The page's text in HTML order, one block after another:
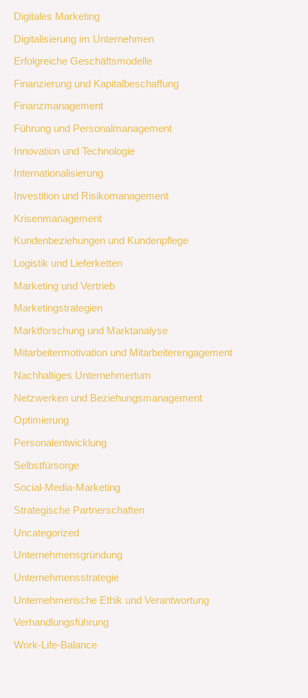
Digitales Marketing
Digitalisierung im Unternehmen
Erfolgreiche Geschäftsmodelle
Finanzierung und Kapitalbeschaffung
Finanzmanagement
Führung und Personalmanagement
Innovation und Technologie
Internationalisierung
Investition und Risikomanagement
Krisenmanagement
Kundenbeziehungen und Kundenpflege
Logistik und Lieferketten
Marketing und Vertrieb
Marketingstrategien
Marktforschung und Marktanalyse
Mitarbeitermotivation und Mitarbeiterengagement
Nachhaltiges Unternehmertum
Netzwerken und Beziehungsmanagement
Optimierung
Personalentwicklung
Selbstfürsorge
Social-Media-Marketing
Strategische Partnerschaften
Uncategorized
Unternehmensgründung
Unternehmensstrategie
Unternehmerische Ethik und Verantwortung
Verhandlungsführung
Work-Life-Balance